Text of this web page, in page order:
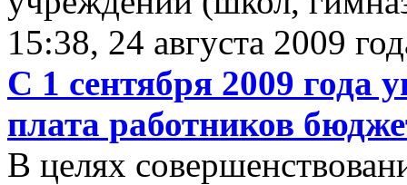
15:38, 24 августа 2009
С 1 сентября 2009 года
плата работников
В целях